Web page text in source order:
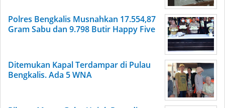
Polres Bengkalis Musnahkan 17.554,87
Gram Sabu dan 9.798 Butir Happy Five
Ditemukan Kapal Terdampar di Pulau
Bengkalis. Ada 5 WNA